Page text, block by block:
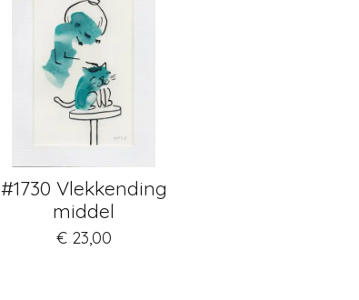
#1730 Vlekkending
middel
€ 23,00